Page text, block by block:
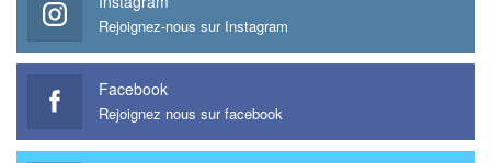
Rejoignez-nous sur Instagram
Facebook
Rejoignez nous sur facebook